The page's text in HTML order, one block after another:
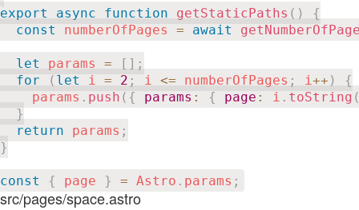
export async function getStaticPaths ( )
{
const
numberOfPages = await
let params = [ ] ;
for
( let i = 2 ; i <= numberOfPages ; i ++ )
{
    params
. push ( { params : { page : i . toString
}
return params ;
}
const { page } = Astro . params ;
src/pages/space.astro